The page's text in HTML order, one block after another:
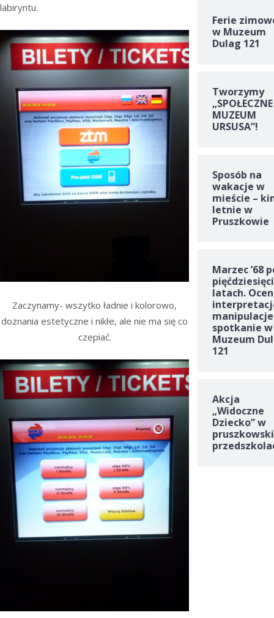
labiryntu.
Zaczynamy- wszytko ładnie i kolorowo,
doznania estetyczne i nikłe, ale nie ma się co
czepiać.
Ferie
w Muzeum
Dulag 121
Tworzymy
„SPOŁECZNE
MUZEUM
URSUSA”!
Sposób na
wakacje w
mieście –
letnie w
Pruszkowie
Marzec ’68
latach.
spotkanie w
Muzeum
121
Akcja
„Widoczne
Dziecko” w